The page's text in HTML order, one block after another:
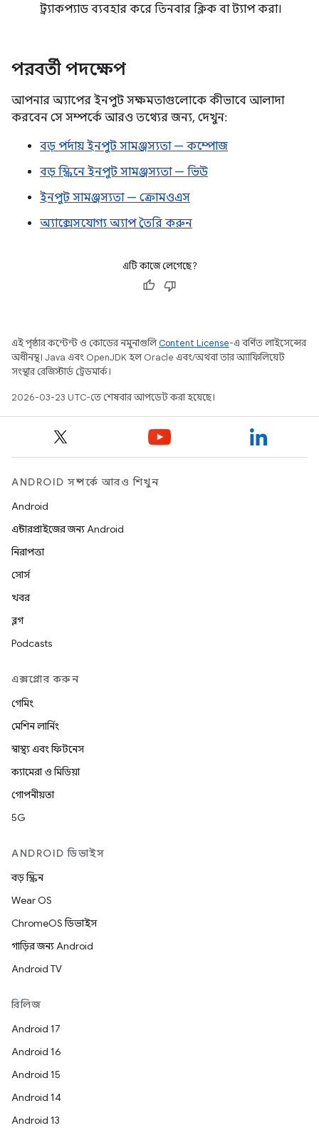
ট্র্যাকপ্যাড ব্যবহার করে তিনবার ক্লিক বা ট্যাপ করা।
পরবর্তী পদক্ষেপ
আপনার অ্যাপের ইনপুট সক্ষমতাগুলোকে কীভাবে আলাদা
করবেন সে সম্পর্কে আরও তথ্যের জন্য, দেখুন:
বড় পর্দায় ইনপুট সামঞ্জস্যতা — কম্পোজ
বড় স্ক্রিনে ইনপুট সামঞ্জস্যতা — ভিউ
ইনপুট সামঞ্জস্যতা — ক্রোমওএস
অ্যাক্সেসযোগ্য অ্যাপ তৈরি করুন
এটি কাজে লেগেছে?
এই পৃষ্ঠার কন্টেন্ট ও কোডের নমুনাগুলিContent License-এ বর্ণিত লাইসেন্সের
অধীনস্থ। Java এবং OpenJDK হল Oracle এবং/অথবা তার অ্যাফিলিয়েট
সংস্থার রেজিস্টার্ড ট্রেডমার্ক।
2026-03-23 UTC-তে শেষবার আপডেট করা হয়েছে।
ANDROID সম্পর্কে আরও শিখুন
Android
এন্টারপ্রাইজের জন্য Android
নিরাপত্তা
সোর্স
খবর
ব্লগ
Podcasts
এক্সপ্লোর করুন
গেমিং
মেশিন লার্নিং
স্বাস্থ্য এবং ফিটনেস
ক্যামেরা ও মিডিয়া
গোপনীয়তা
5G
ANDROID ডিভাইস
বড় স্ক্রিন
Wear OS
ChromeOS ডিভাইস
গাড়ির জন্য Android
Android TV
রিলিজ
Android 17
Android 16
Android 15
Android 14
Android 13